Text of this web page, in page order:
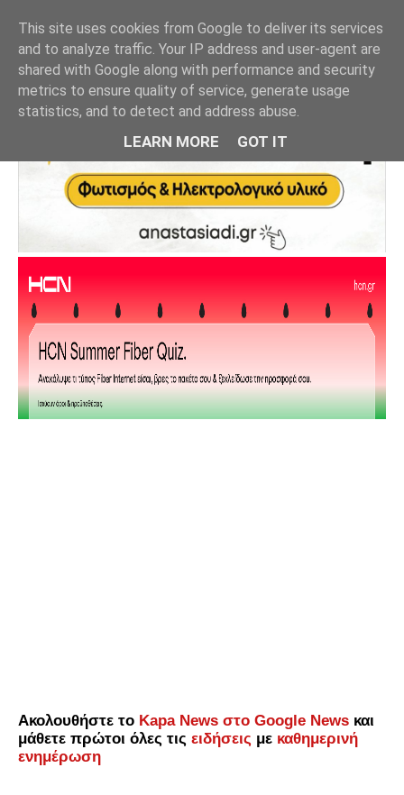
Ακολουθήστε το Kapa News στο Google News και
μάθετε πρώτοι όλες τις ειδήσεις με καθημερινή
ενημέρωση
This site uses cookies from Google to deliver its services
and to analyze traffic. Your IP address and user-agent are
shared with Google along with performance and security
metrics to ensure quality of service, generate usage
statistics, and to detect and address abuse.
LEARN MORE GOT IT